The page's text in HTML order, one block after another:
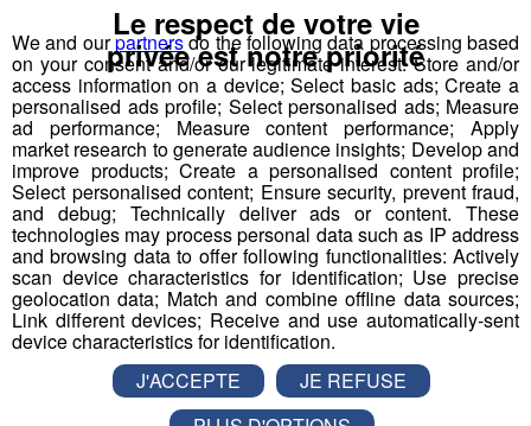
Professeur de physiques
Responsable accueil restauration H-F
Serveur - Serveuse de restaurant
Serveur - serveuse
Technicien(ne) contrôle et qualité
mécanique travail métaux
We and ourpartnersdo the following data processing based
on your consent and/or our legitimate interest: Store and/or
access information on a device; Select basic ads; Create a
personalised ads profile; Select personalised ads; Measure
ad performance; Measure content performance; Apply
market research to generate audience insights; Develop and
improve products; Create a personalised content profile;
Select personalised content; Ensure security, prevent fraud,
and debug; Technically deliver ads or content. These
technologies may process personal data such as IP address
and browsing data to offer following functionalities: Actively
scan device characteristics for identification; Use precise
geolocation data; Match and combine offline data sources;
Link different devices; Receive and use automatically-sent
device characteristics for identification.
Le respect de votre vie
privée est notre priorité
J'ACCEPTE
JE REFUSE